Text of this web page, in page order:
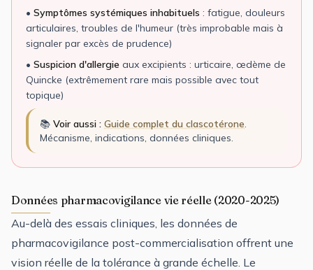
• Symptômes systémiques inhabituels : fatigue, douleurs
articulaires, troubles de l'humeur (très improbable mais à
signaler par excès de prudence)
• Suspicion d'allergie aux excipients : urticaire, œdème de
Quincke (extrêmement rare mais possible avec tout
topique)
📚 Voir aussi : Guide complet du clascotérone.
Mécanisme, indications, données cliniques.
Données pharmacovigilance vie réelle (2020-2025)
Au-delà des essais cliniques, les données de
pharmacovigilance post-commercialisation offrent une
vision réelle de la tolérance à grande échelle. Le